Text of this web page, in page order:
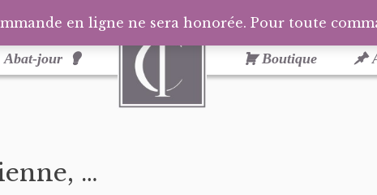
Abat-jour Boutique
…
en ligne ne sera honorée. Pour toute